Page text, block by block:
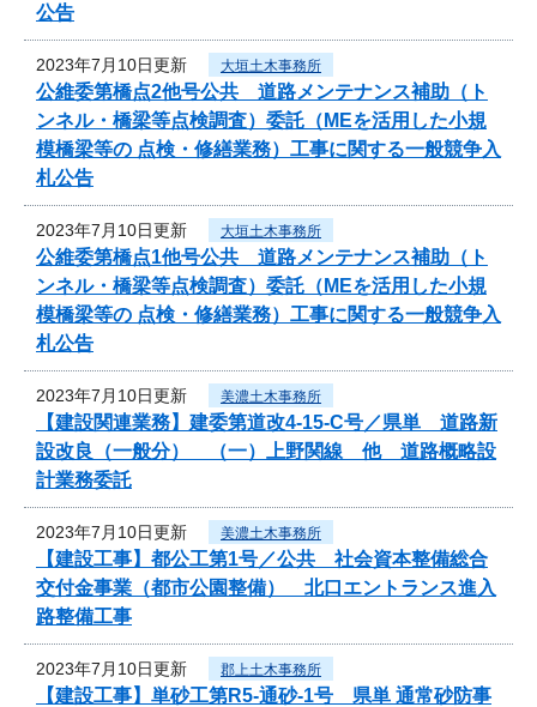
公告
2023年7月10日更新 大垣土木事務所
公維委第橋点2他号公共 道路メンテナンス補助（ト
ンネル・橋梁等点検調査）委託（MEを活用した小規
模橋梁等の 点検・修繕業務）工事に関する一般競争入
札公告
2023年7月10日更新 大垣土木事務所
公維委第橋点1他号公共 道路メンテナンス補助（ト
ンネル・橋梁等点検調査）委託（MEを活用した小規
模橋梁等の 点検・修繕業務）工事に関する一般競争入
札公告
2023年7月10日更新 美濃土木事務所
【建設関連業務】建委第道改4-15-C号／県単 道路新
設改良（一般分） （一）上野関線 他 道路概略設
計業務委託
2023年7月10日更新 美濃土木事務所
【建設工事】都公工第1号／公共 社会資本整備総合
交付金事業（都市公園整備） 北口エントランス進入
路整備工事
2023年7月10日更新 郡上土木事務所
【建設工事】単砂工第R5-通砂-1号 県単 通常砂防事